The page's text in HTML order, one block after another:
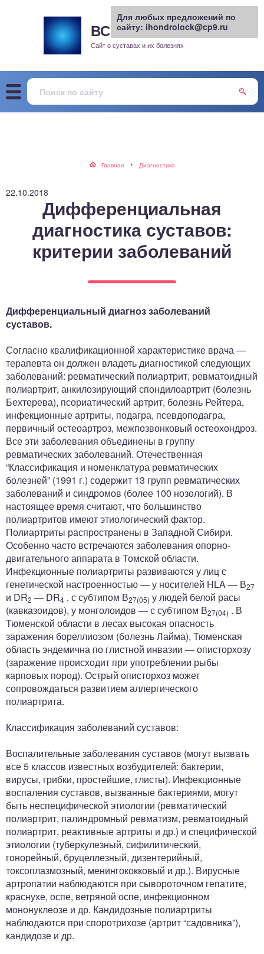
ВСЕ О СУСТАВАХ.РУ
Сайт о суставах и их болезнях
Главная Диагностика
22.10.2018
Дифференциальная
диагностика суставов:
критерии заболеваний
Дифференциальный диагноз заболеваний
суставов.
Согласно квалификационной характеристике врача —
терапевта он должен владеть диагностикой следующих
заболеваний: ревматический полиартрит, ревматоидный
полиартрит, анкилозирующий спондилоартрит (болезнь
Бехтерева), псориатический артрит, болезнь Рейтера,
инфекционные артриты, подагра, псевдоподагра,
первичный остеоартроз, межпозвонковый остеохондроз.
Все эти заболевания объединены в группу
ревматических заболеваний. Отечественная
“Классификация и номенклатура ревматических
болезней” (1991 г.) содержит 13 групп ревматических
заболеваний и синдромов (более 100 нозологий). В
настоящее время считают, что большинство
полиартритов имеют этиологический фактор.
Полиартриты распространены в Западной Сибири.
Особенно часто встречаются заболевания опорно-
двигательного аппарата в Томской области.
Инфекционные полиартриты развиваются у лиц с
генетической настроенностью — у носителей HLA — В27
и DR2 — DR4 , с субтипом В27(05) у людей белой расы
(кавказоидов), у монголоидов — с субтипом В27(04) . В
Тюменской области в лесах высокая опасность
заражения бореллиозом (болезнь Лайма), Тюменская
область эндемична по глистной инвазии — описторхозу
(заражение происходит при употреблении рыбы
карповых пород). Острый описторхоз может
сопровождаться развитием аллергического
полиартрита.
Классификация заболеваний суставов:
Воспалительные заболевания суставов (могут вызвать
все 5 классов известных возбудителей: бактерии,
вирусы, грибки, простейшие, глисты). Инфекционные
воспаления суставов, вызванные бактериями, могут
быть неспецифической этиологии (ревматический
полиартрит, палиндромный ревматизм, ревматоидный
полиартрит, реактивные артриты и др.) и специфической
этиологии (туберкулезный, сифилитический,
гонорейный, бруцеллезный, дизентерийный,
токсоплазмозный, менингококковый и др.). Вирусные
артропатии наблюдаются при сывороточном гепатите,
краснухе, оспе, ветряной оспе, инфекционном
мононуклеозе и др. Кандидозные полиартриты
наблюдаются при споротрихозе (артрит “садовника”),
кандидозе и др.
Для любых предложений по
сайту: ihondrolock@cp9.ru
сустав